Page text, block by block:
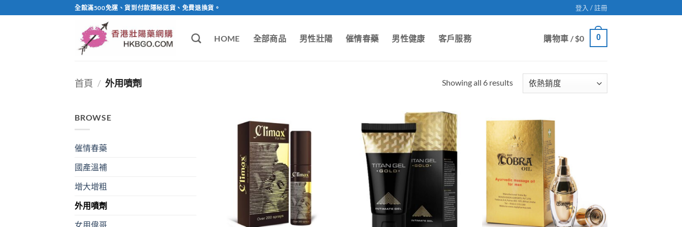
to
全館滿500免運、貨到付款隱秘送貨、免費退換貨。 登入 / 註冊
HOME 全部商品 男性壯陽 催情春藥 男性健康 客戶服務 購物車 /$0 0
首頁 / 外用噴劑 Showing all 6 resultsSorted
BROWSE
催情春藥
國產溫補
增大增粗
外用噴劑
女用偉哥